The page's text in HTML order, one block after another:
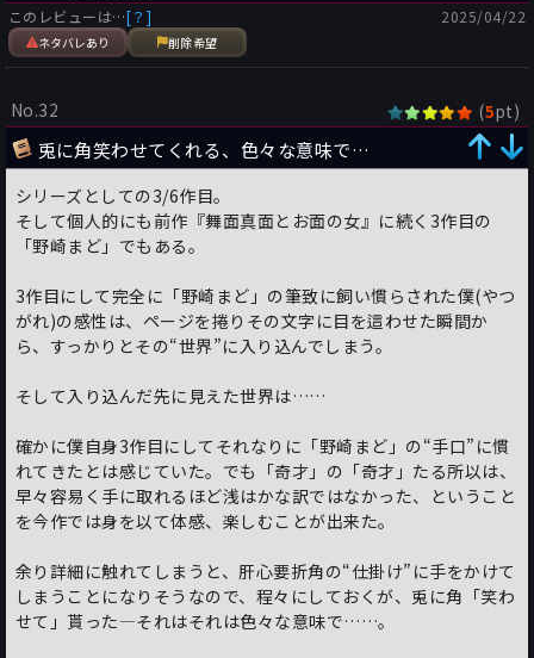
このレビューは…[？]
ネタバレあり 削除希望
2025/04/22
No.32 (5pt)
兎に角笑わせてくれる、色々な意味で…
シリーズとしての3/6作目。
そして個人的にも前作『舞面真面とお面の女』に続く3作目の
「野崎まど」でもある。
3作目にして完全に「野崎まど」の筆致に飼い慣らされた僕(やつ
がれ)の感性は、ページを捲りその文字に目を這わせた瞬間か
ら、すっかりとその“世界”に入り込んでしまう。
そして入り込んだ先に見えた世界は……
確かに僕自身3作目にしてそれなりに「野崎まど」の“手口”に慣
れてきたとは感じていた。でも「奇才」の「奇才」たる所以は、
早々容易く手に取れるほど浅はかな訳ではなかった、ということ
を今作では身を以て体感、楽しむことが出来た。
余り詳細に触れてしまうと、肝心要折角の“仕掛け”に手をかけて
しまうことになりそうなので、程々にしておくが、兎に角「笑わ
せて」貰った―それはそれは色々な意味で……。